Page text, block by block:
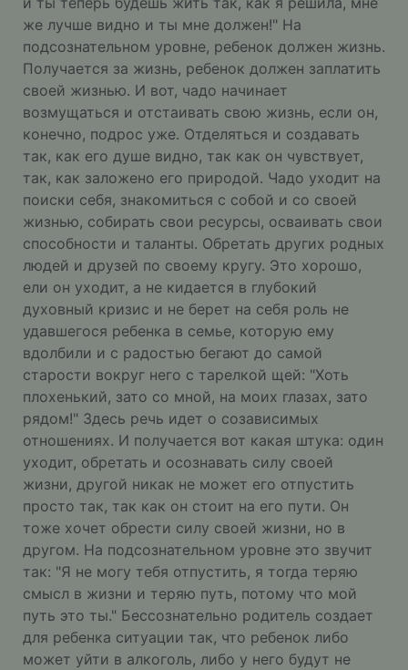
же лучше видно и ты мне должен!" На
подсознательном уровне, ребенок должен жизнь.
Получается за жизнь, ребенок должен заплатить
своей жизнью. И вот, чадо начинает
возмущаться и отстаивать свою жизнь, если он,
конечно, подрос уже. Отделяться и создавать
так, как его душе видно, так как он чувствует,
так, как заложено его природой. Чадо уходит на
поиски себя, знакомиться с собой и со своей
жизнью, собирать свои ресурсы, осваивать свои
способности и таланты. Обретать других родных
людей и друзей по своему кругу. Это хорошо,
ели он уходит, а не кидается в глубокий
духовный кризис и не берет на себя роль не
удавшегося ребенка в семье, которую ему
вдолбили и с радостью бегают до самой
старости вокруг него с тарелкой щей: "Хоть
плохенький, зато со мной, на моих глазах, зато
рядом!" Здесь речь идет о созависимых
отношениях. И получается вот какая штука: один
уходит, обретать и осознавать силу своей
жизни, другой никак не может его отпустить
просто так, так как он стоит на его пути. Он
тоже хочет обрести силу своей жизни, но в
другом. На подсознательном уровне это звучит
так: "Я не могу тебя отпустить, я тогда теряю
смысл в жизни и теряю путь, потому что мой
путь это ты." Бессознательно родитель создает
для ребенка ситуации так, что ребенок либо
может уйти в алкоголь, либо у него будут не